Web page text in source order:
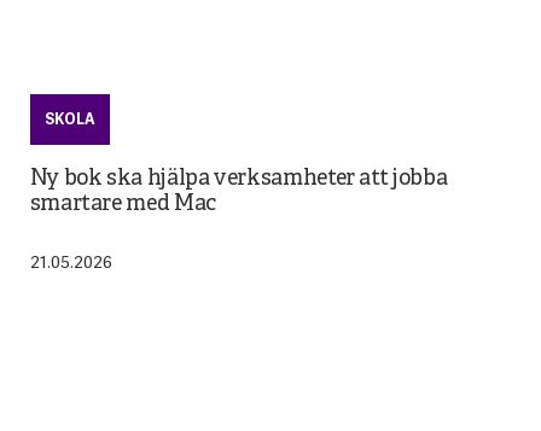
SKOLA
Ny bok ska hjälpa verksamheter att jobba
smartare med Mac
21.05.2026